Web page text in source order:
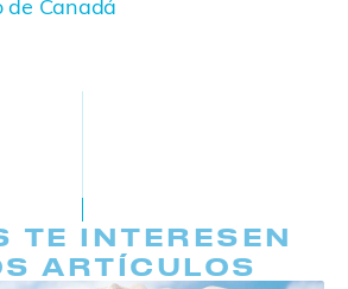
de Canadá
TE INTERESEN
ARTÍCULOS